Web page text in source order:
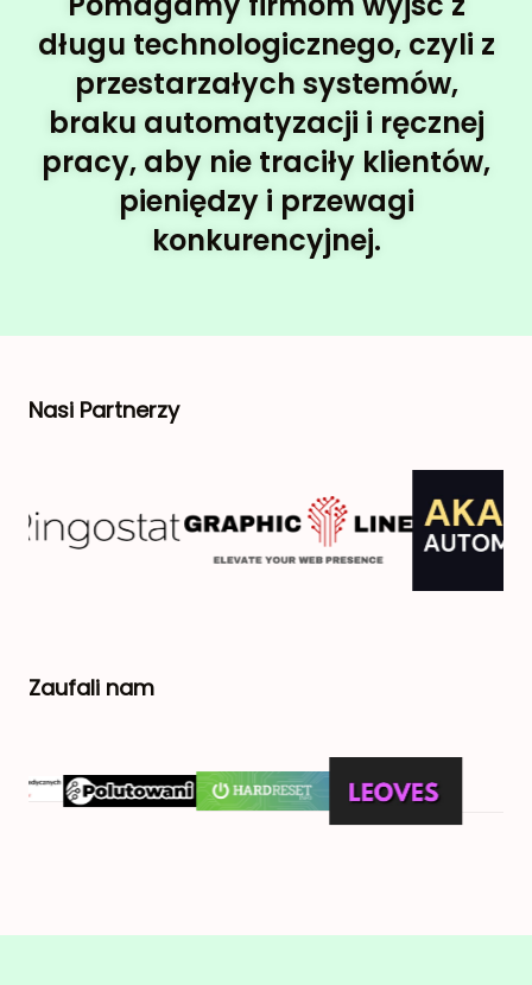
długu technologicznego, czyli z
przestarzałych systemów,
braku automatyzacji i ręcznej
pracy, aby nie traciły klientów,
pieniędzy i przewagi
konkurencyjnej.
Nasi Partnerzy
Zaufali nam